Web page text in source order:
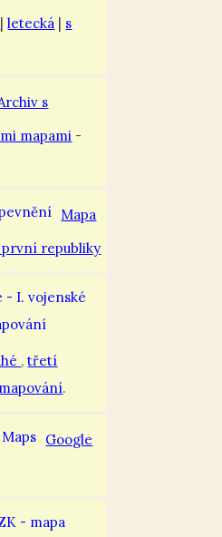
|letecká | s
s
mapami -
Mapa
republiky
,třetí
.
Google